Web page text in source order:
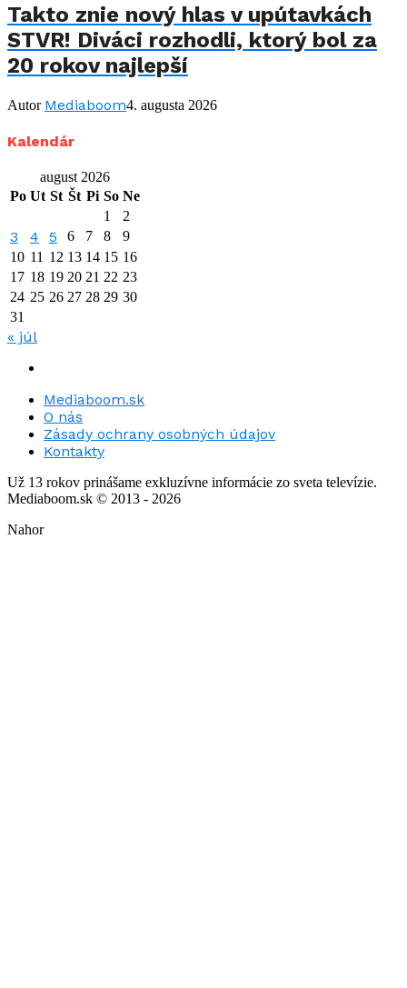
Takto znie nový hlas v upútavkách
STVR! Diváci rozhodli, ktorý bol za
20 rokov najlepší
Autor Mediaboom4. augusta 2026
Kalendár
august 2026
Po Ut St Št Pi So Ne
1
2
3 4 5 6 7 8
9
10 11 12 13 14 15 16
17 18 19 20 21 22 23
24 25 26 27 28 29 30
31
« júl
Mediaboom.sk
O nás
Zásady ochrany osobných údajov
Kontakty
Už 13 rokov prinášame exkluzívne informácie zo sveta televízie.
Mediaboom.sk © 2013 - 2026
Nahor